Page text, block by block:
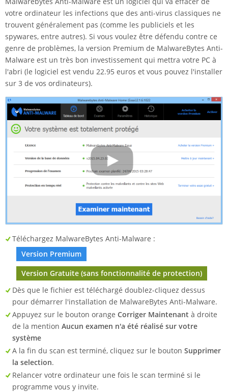
votre ordinateur les infections que des anti-virus classiques ne
trouvent généralement pas (comme les publiciels et les
spywares, entre autres). Si vous voulez être défendu contre ce
genre de problèmes, la version Premium de MalwareBytes Anti-
Malware est un très bon investissement qui mettra votre PC à
l'abri (le logiciel est vendu 22.95 euros et vous pouvez l'installer
sur 3 de vos ordinateurs).
Téléchargez MalwareBytes Anti-Malware :
Version Premium
Version Gratuite (sans fonctionnalité de protection)
Dès que le fichier est téléchargé doublez-cliquez dessus
pour démarrer l'installation de MalwareBytes Anti-Malware.
Appuyez sur le bouton orange Corriger Maintenant à droite
de la mention Aucun examen n'a été réalisé sur votre
système
A la fin du scan est terminé, cliquez sur le bouton Supprimer
la selection.
Relancer votre ordinateur une fois le scan terminé si le
programme vous y invite.